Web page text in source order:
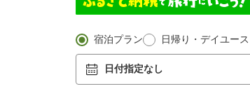
宿泊プラン 日帰り・デイユース
日付指定なし